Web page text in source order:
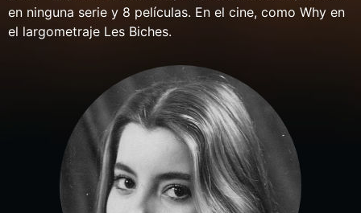
en ninguna serie y 8 películas. En el cine, como Why en
el largometraje Les Biches.